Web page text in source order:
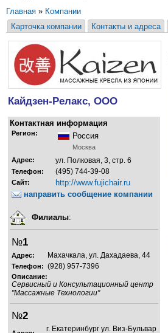
Главная » Компании
Карточка компании
Контакты и адреса
Кайдзен-Релакс, ООО
Контактная информация
Регион: Россия
Москва
Адрес:
ул. Полковая, 3, стр. 6
Телефон: (495) 744-39-08
Сайт:
http://www.fujichair.ru
направить сообщение компании
Филиалы:
№1
Адрес: Махачкала, ул. Дахадаева, 44
Телефон: (928) 957-7396
Описание:
Сервисный и Консультационный центр
"Массажные Технологии"
№2
г. Екатеринбург ул. Виз-Бульвар